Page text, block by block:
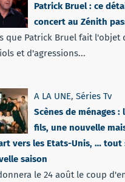
Patrick Bruel : ce
concert au Zénith
que Patrick Bruel fait l'objet
et d'agressions...
A LA UNE, Séries Tv
Scènes de ménages :
fils, une nouvelle
vers les Etats-Unis, … tout
saison
le 24 août le coup